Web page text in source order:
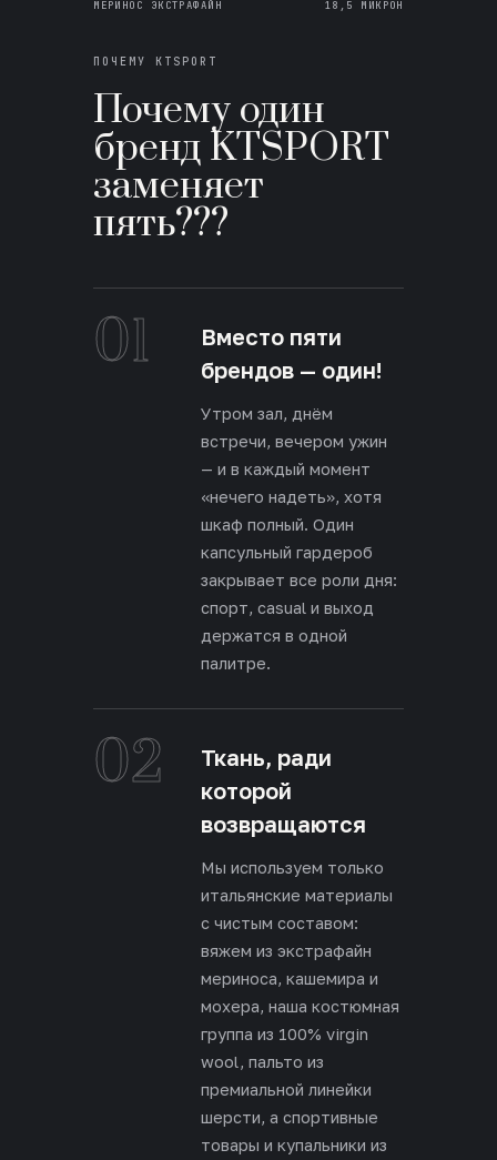
МЕРИНОС ЭКСТРАФАЙН 18,5 МИКРОН
ПОЧЕМУ KTSPORT
Почему один
бренд KTSPORT
заменяет
пять???
01
Вместо пяти
брендов — один!
Утром зал, днём
встречи, вечером ужин
— и в каждый момент
«нечего надеть», хотя
шкаф полный. Один
капсульный гардероб
закрывает все роли дня:
спорт, casual и выход
держатся в одной
палитре.
02
Ткань, ради
которой
возвращаются
Мы используем только
итальянские материалы
с чистым составом:
вяжем из экстрафайн
мериноса, кашемира и
мохера, наша костюмная
группа из 100% virgin
wool, пальто из
премиальной линейки
шерсти, а спортивные
товары и купальники из